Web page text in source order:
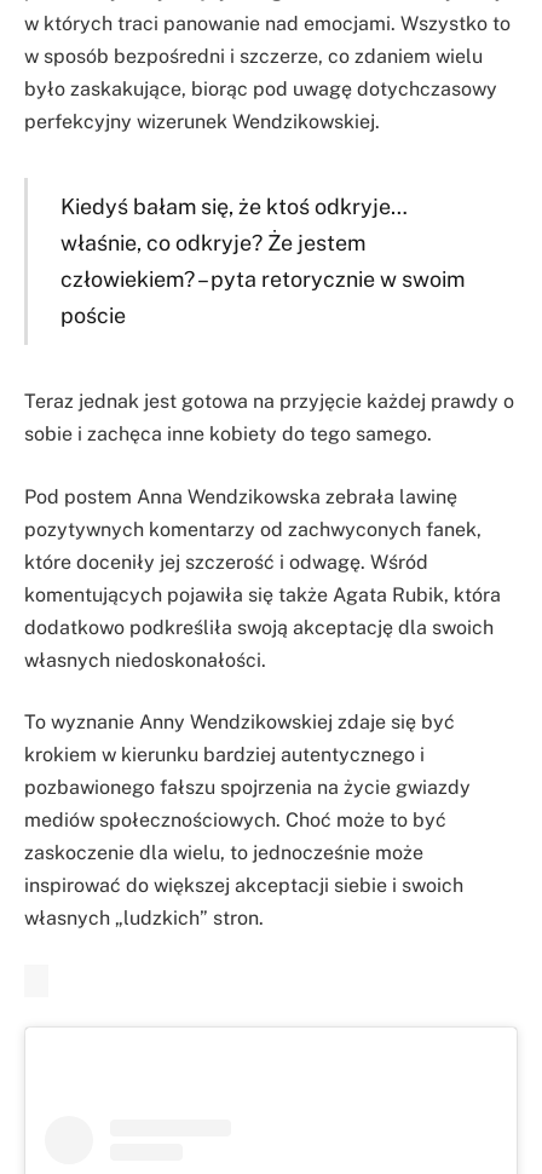
w których traci panowanie nad emocjami. Wszystko to
w sposób bezpośredni i szczerze, co zdaniem wielu
było zaskakujące, biorąc pod uwagę dotychczasowy
perfekcyjny wizerunek Wendzikowskiej.
Kiedyś bałam się, że ktoś odkryje…
właśnie, co odkryje? Że jestem
człowiekiem? – pyta retorycznie w swoim
poście
Teraz jednak jest gotowa na przyjęcie każdej prawdy o
sobie i zachęca inne kobiety do tego samego.
Pod postem Anna Wendzikowska zebrała lawinę
pozytywnych komentarzy od zachwyconych fanek,
które doceniły jej szczerość i odwagę. Wśród
komentujących pojawiła się także Agata Rubik, która
dodatkowo podkreśliła swoją akceptację dla swoich
własnych niedoskonałości.
To wyznanie Anny Wendzikowskiej zdaje się być
krokiem w kierunku bardziej autentycznego i
pozbawionego fałszu spojrzenia na życie gwiazdy
mediów społecznościowych. Choć może to być
zaskoczenie dla wielu, to jednocześnie może
inspirować do większej akceptacji siebie i swoich
własnych „ludzkich” stron.